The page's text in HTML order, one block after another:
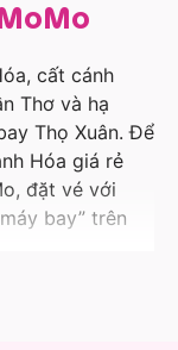
cất cánh
Thơ và hạ
Thọ Xuân. Để
Hóa giá rẻ
đặt vé với
bay” trên
tin hành